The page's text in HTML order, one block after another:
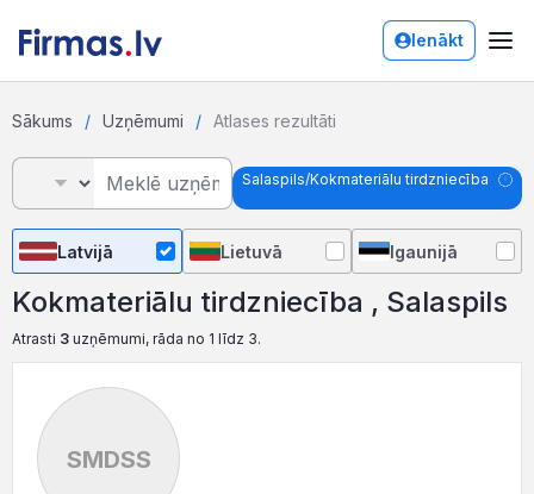
Ienākt
Sākums Uzņēmumi Atlases rezultāti
Salaspils/Kokmateriālu tirdzniecība
Latvijā Lietuvā Igaunijā
Kokmateriālu tirdzniecība , Salaspils
Atrasti 3 uzņēmumi, rāda no 1 līdz 3.
SMDSS